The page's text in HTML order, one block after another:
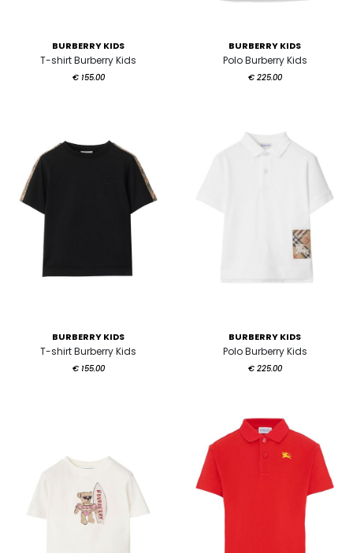
BURBERRY KIDS
T-shirt Burberry Kids
€ 155.00
BURBERRY KIDS
Polo Burberry Kids
€ 225.00
BURBERRY KIDS
T-shirt Burberry Kids
€ 155.00
BURBERRY KIDS
Polo Burberry Kids
€ 225.00